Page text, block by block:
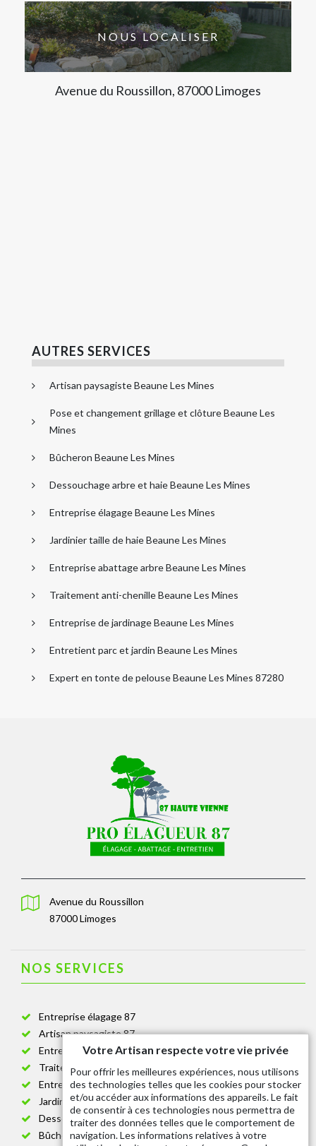
NOUS LOCALISER
Avenue du Roussillon, 87000 Limoges
AUTRES SERVICES
Artisan paysagiste Beaune Les Mines
Pose et changement grillage et clôture Beaune Les
Mines
Bûcheron Beaune Les Mines
Dessouchage arbre et haie Beaune Les Mines
Entreprise élagage Beaune Les Mines
Jardinier taille de haie Beaune Les Mines
Entreprise abattage arbre Beaune Les Mines
Traitement anti-chenille Beaune Les Mines
Entreprise de jardinage Beaune Les Mines
Entretient parc et jardin Beaune Les Mines
Expert en tonte de pelouse Beaune Les Mines 87280
Avenue du Roussillon
87000 Limoges
NOS SERVICES
Entreprise élagage 87
Artisan paysagiste 87
Entreprise de jardinage 87
Traitement anti-chenille 87
Entreprise abattage arbre 87
Jardinier taille de haie 87
Dessouchage arbre et haie 87
Bûcheron 87
Votre Artisan respecte votre vie privée
Pour offrir les meilleures expériences, nous utilisons
des technologies telles que les cookies pour stocker
et/ou accéder aux informations des appareils. Le fait
de consentir à ces technologies nous permettra de
traiter des données telles que le comportement de
navigation. Les informations relatives à votre